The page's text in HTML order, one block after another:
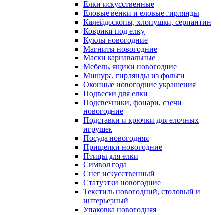
Елки искусственные
Еловые венки и еловые гирлянды
Калейдоскопы, хлопушки, серпантин
Коврики под елку
Куклы новогодние
Магниты новогодние
Маски карнавальные
Мебель, ящики новогодние
Мишура, гирлянды из фольги
Оконные новогодние украшения
Подвески для елки
Подсвечники, фонари, свечи
новогодние
Подставки и крючки для елочных
игрушек
Посуда новогодняя
Прищепки новогодние
Птицы для елки
Символ года
Снег искусственный
Статуэтки новогодние
Текстиль новогодний, столовый и
интерьерный
Упаковка новогодняя